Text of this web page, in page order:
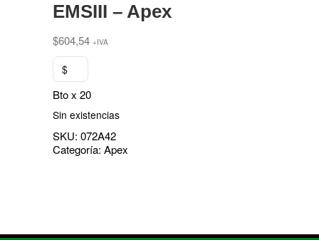
EMSIII – Apex
$604,54 +IVA
$
Bto x 20
Sin existencias
SKU: 072A42
Categoría: Apex